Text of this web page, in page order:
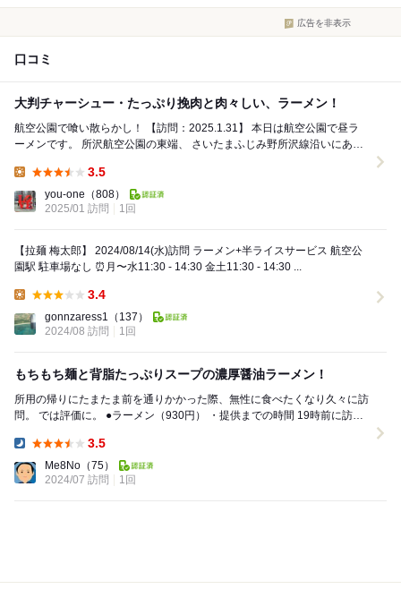
広告を非表示
口コミ
大判チャーシュー・たっぷり挽肉と肉々しい、ラーメン！
航空公園で喰い散らかし！ 【訪問：2025.1.31】 本日は航空公園で昼ラ
ーメンです。 所沢航空公園の東端、 さいたまふじみ野所沢線沿いにある
3.5
you-one （808）
2025/01 訪問
1回
【拉麺 梅太郎】 2024/08/14(水)訪問 ラーメン+半ライスサービス 航空公
園駅 駐車場なし ⏰月〜水11:30 - 14:30 金土11:30 - 14:30 ...
3.4
gonnzaress1 （137）
2024/08 訪問
1回
もちもち麺と背脂たっぷりスープの濃厚醤油ラーメン！
所用の帰りにたまたま前を通りかかった際、無性に食べたくなり久々に訪
問。 では評価に。 ●ラーメン（930円） ・提供までの時間 19時前に訪
3.5
Me8No （75）
2024/07 訪問
1回